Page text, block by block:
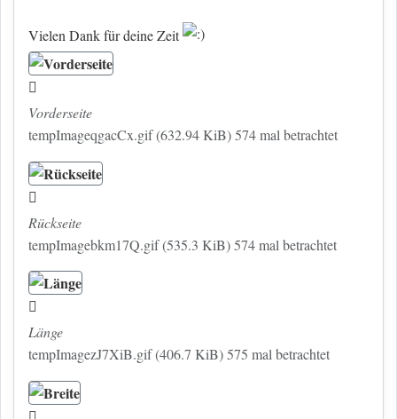
Vielen Dank für deine Zeit
Vorderseite
tempImageqgacCx.gif (632.94 KiB) 574 mal betrachtet
Rückseite
tempImagebkm17Q.gif (535.3 KiB) 574 mal betrachtet
Länge
tempImagezJ7XiB.gif (406.7 KiB) 575 mal betrachtet